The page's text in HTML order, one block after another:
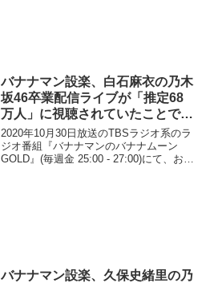
バナナマン設楽、白石麻衣の乃木
坂46卒業配信ライブが「推定68
万人」に視聴されていたことで驚
き「乃木坂46の絶対的エースです
よ」
2020年10月30日放送のTBSラジオ系のラ
ジオ番組『バナナマンのバナナムーン
GOLD』(毎週金 25:00 - 27:00)にて、お笑
バナナマン設楽、久保史緒里の乃